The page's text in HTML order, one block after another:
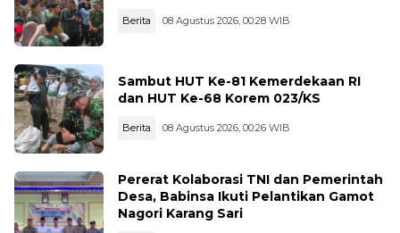
Berita 08 Agustus 2026, 00:28 WIB
Sambut HUT Ke-81 Kemerdekaan RI
dan HUT Ke-68 Korem 023/KS
Berita 08 Agustus 2026, 00:26 WIB
Pererat Kolaborasi TNI dan Pemerintah
Desa, Babinsa Ikuti Pelantikan Gamot
Nagori Karang Sari